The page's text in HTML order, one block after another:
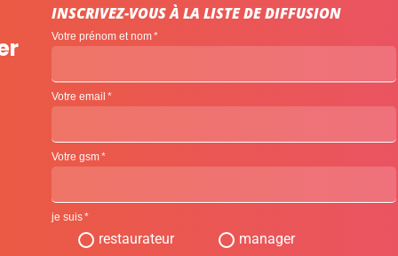
INSCRIVEZ-VOUS À LA LISTE DE DIFFUSION
Votre prénom et nom
Votre email
Votre gsm
je suis
restaurateur
manager